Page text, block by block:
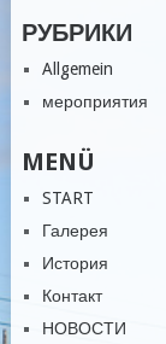
РУБРИКИ
Allgemein
мероприятия
MENÜ
START
Галерея
История
Контакт
НОВОСТИ